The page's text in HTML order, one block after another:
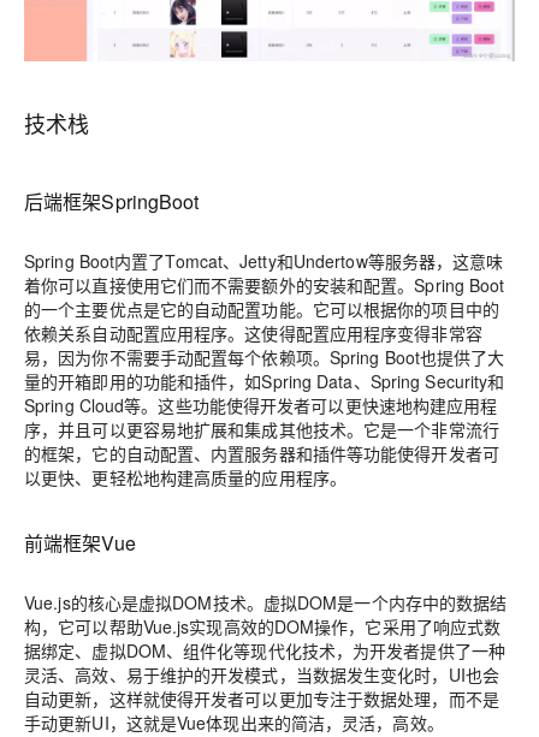
技术栈
后端框架SpringBoot
Spring Boot内置了Tomcat、Jetty和Undertow等服务器，这意味
着你可以直接使用它们而不需要额外的安装和配置。Spring Boot
的一个主要优点是它的自动配置功能。它可以根据你的项目中的
依赖关系自动配置应用程序。这使得配置应用程序变得非常容
易，因为你不需要手动配置每个依赖项。Spring Boot也提供了大
量的开箱即用的功能和插件，如Spring Data、Spring Security和
Spring Cloud等。这些功能使得开发者可以更快速地构建应用程
序，并且可以更容易地扩展和集成其他技术。它是一个非常流行
的框架，它的自动配置、内置服务器和插件等功能使得开发者可
以更快、更轻松地构建高质量的应用程序。
前端框架Vue
Vue.js的核心是虚拟DOM技术。虚拟DOM是一个内存中的数据结
构，它可以帮助Vue.js实现高效的DOM操作，它采用了响应式数
据绑定、虚拟DOM、组件化等现代化技术，为开发者提供了一种
灵活、高效、易于维护的开发模式，当数据发生变化时，UI也会
自动更新，这样就使得开发者可以更加专注于数据处理，而不是
手动更新UI，这就是Vue体现出来的简洁，灵活，高效。